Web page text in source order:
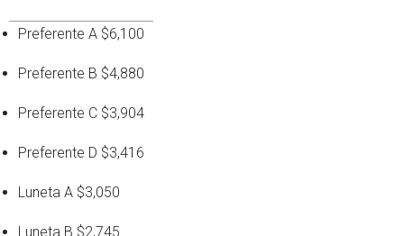
Preferente A $6,100
Preferente B $4,880
Preferente C $3,904
Preferente D $3,416
Luneta A $3,050
Luneta B $2,745